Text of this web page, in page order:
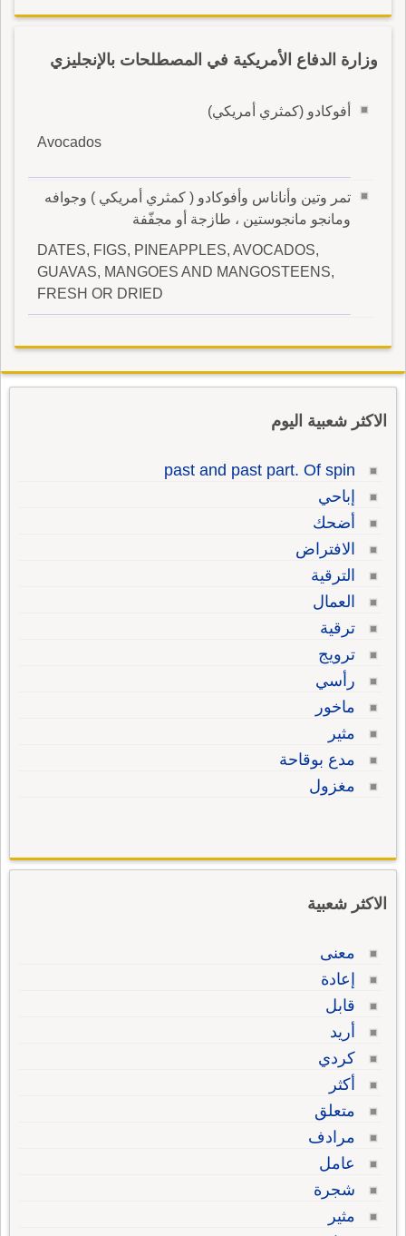
وزارة الدفاع الأمريكية في المصطلحات بالإنجليزي
أفوكادو (كمثري أمريكي)
Avocados
تمر وتين وأناناس وأفوكادو ( كمثري أمريكي ) وجوافه
ومانجو مانجوستين ، طازجة أو مجفّفة
DATES, FIGS, PINEAPPLES, AVOCADOS,
GUAVAS, MANGOES AND MANGOSTEENS,
FRESH OR DRIED
الاكثر شعبية اليوم
past and past part. Of spin
إباحي
أضحك
الافتراض
الترقية
العمال
ترقية
ترويج
رأسي
ماخور
مثير
مدع بوقاحة
مغزول
الاكثر شعبية
معنى
إعادة
قابل
أريد
كردي
أكثر
متعلق
مرادف
عامل
شجرة
مثير